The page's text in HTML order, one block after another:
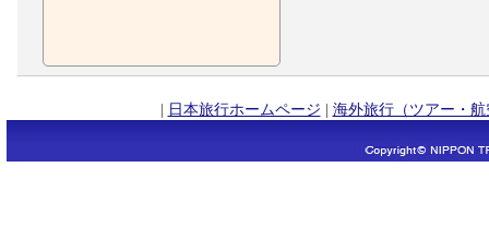
| 日本旅行ホームページ | 海外旅行（ツアー・航